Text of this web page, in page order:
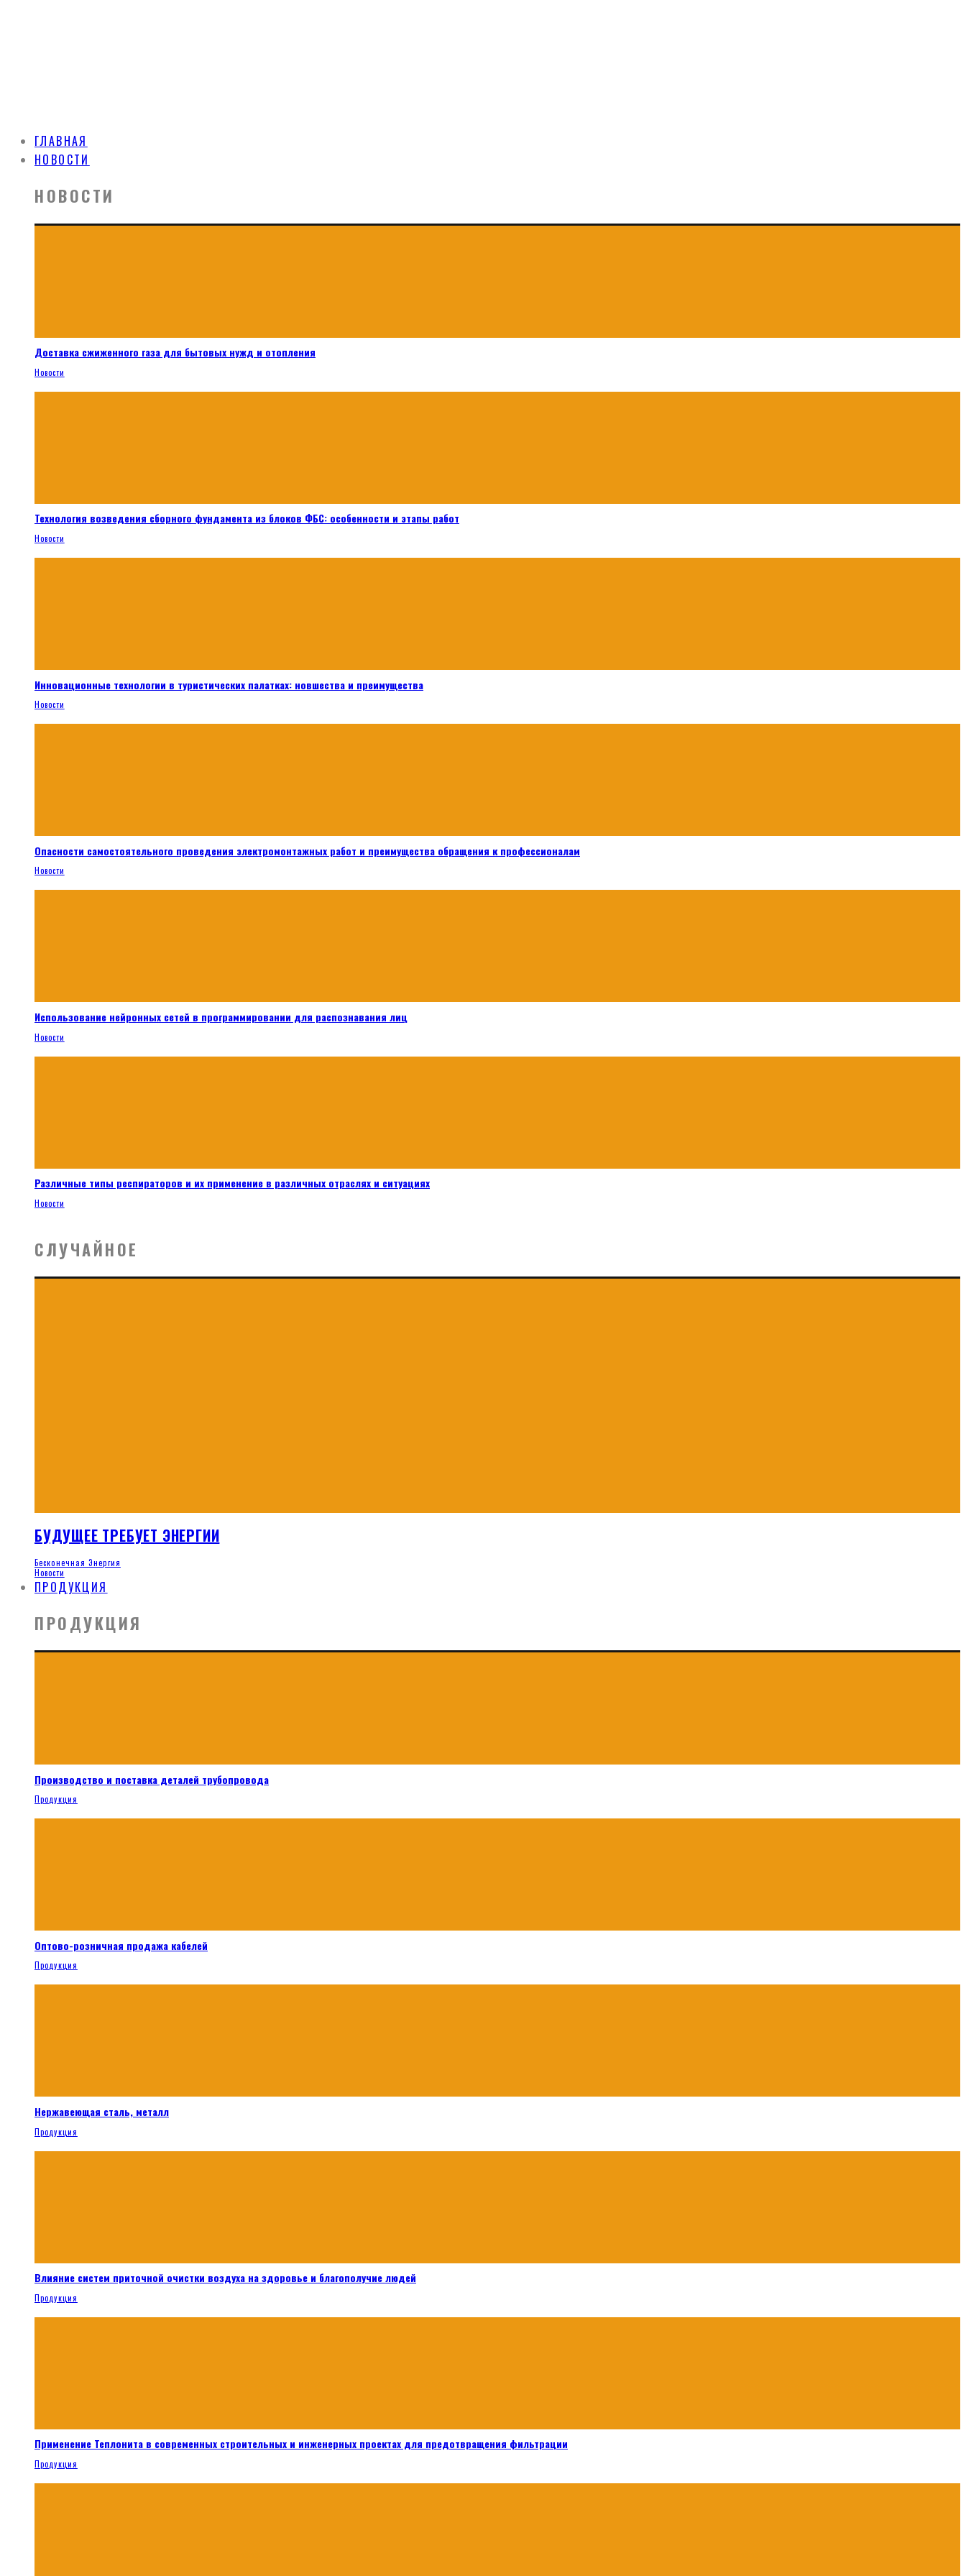
ГЛАВНАЯ
НОВОСТИ
НОВОСТИ
Доставка сжиженного газа для бытовых нужд и отопления
Новости
Технология возведения сборного фундамента из блоков ФБС: особенности и этапы работ
Новости
Инновационные технологии в туристических палатках: новшества и преимущества
Новости
Опасности самостоятельного проведения электромонтажных работ и преимущества обращения к профессионалам
Новости
Использование нейронных сетей в программировании для распознавания лиц
Новости
Различные типы респираторов и их применение в различных отраслях и ситуациях
Новости
СЛУЧАЙНОЕ
БУДУЩЕЕ ТРЕБУЕТ ЭНЕРГИИ
Бесконечная Энергия
Новости
ПРОДУКЦИЯ
ПРОДУКЦИЯ
Производство и поставка деталей трубопровода
Продукция
Оптово-розничная продажа кабелей
Продукция
Нержавеющая сталь, металл
Продукция
Влияние систем приточной очистки воздуха на здоровье и благополучие людей
Продукция
Применение Теплонита в современных строительных и инженерных проектах для предотвращения фильтрации
Продукция